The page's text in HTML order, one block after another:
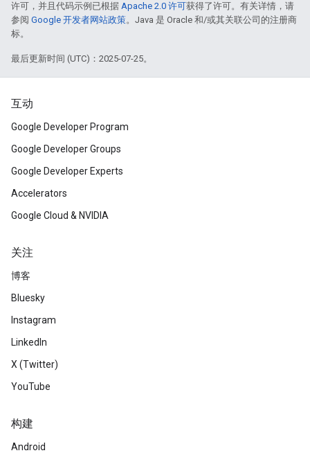
许可，并且代码示例已根据 Apache 2.0 许可获得了许可。有关详情，请
参阅 Google 开发者网站政策。Java 是 Oracle 和/或其关联公司的注册商
标。
最后更新时间 (UTC)：2025-07-25。
互动
Google Developer Program
Google Developer Groups
Google Developer Experts
Accelerators
Google Cloud & NVIDIA
关注
博客
Bluesky
Instagram
LinkedIn
X (Twitter)
YouTube
构建
Android